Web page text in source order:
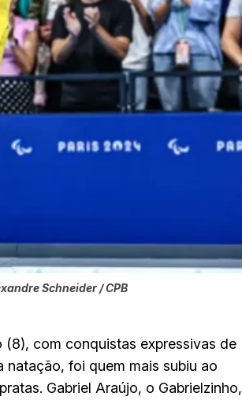
Schneider / CPB
(8), com conquistas expressivas de
natação, foi quem mais subiu ao
Gabriel Araújo, o Gabrielzinho,